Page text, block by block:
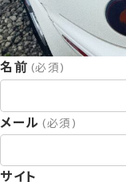
名前 (必須)
メール (必須)
サイト